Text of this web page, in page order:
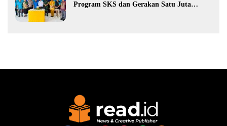
Program SKS dan Gerakan Satu Juta